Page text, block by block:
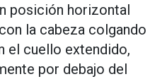
posición horizontal
la cabeza colgando
el cuello extendido,
por debajo del